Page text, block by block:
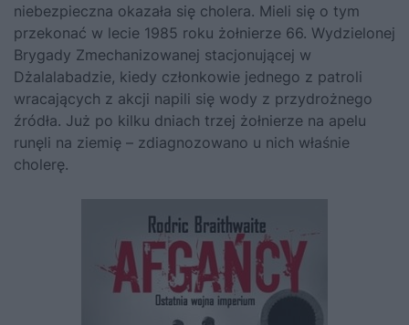
niebezpieczna okazała się cholera. Mieli się o tym
przekonać w lecie 1985 roku żołnierze 66. Wydzielonej
Brygady Zmechanizowanej stacjonującej w
Dżalalabadzie, kiedy członkowie jednego z patroli
wracających z akcji napili się wody z przydrożnego
źródła. Już po kilku dniach trzej żołnierze na apelu
runęli na ziemię – zdiagnozowano u nich właśnie
cholerę.